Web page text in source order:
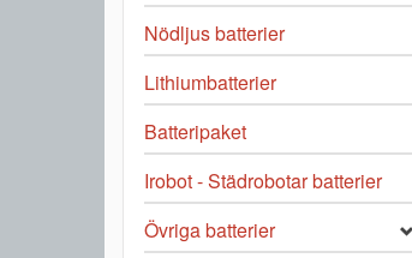
Nödljus batterier
Lithiumbatterier
Batteripaket
Irobot - Städrobotar batterier
Övriga batterier